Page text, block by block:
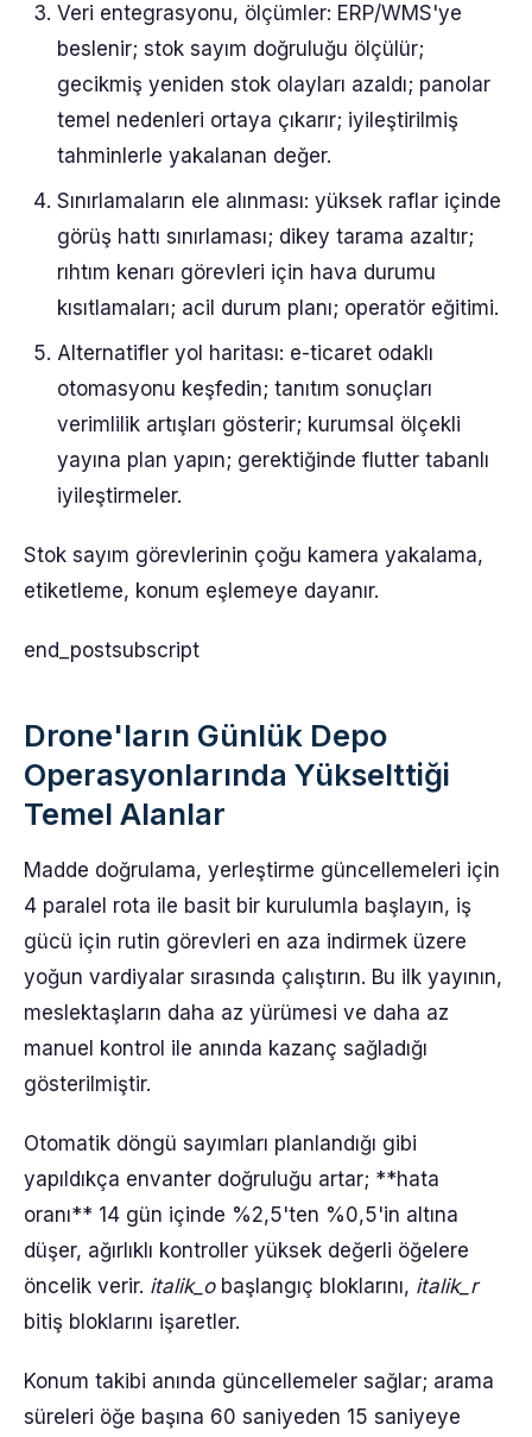
Veri entegrasyonu, ölçümler: ERP/WMS'ye
beslenir; stok sayım doğruluğu ölçülür;
gecikmiş yeniden stok olayları azaldı; panolar
temel nedenleri ortaya çıkarır; iyileştirilmiş
tahminlerle yakalanan değer.
Sınırlamaların ele alınması: yüksek raflar içinde
görüş hattı sınırlaması; dikey tarama azaltır;
rıhtım kenarı görevleri için hava durumu
kısıtlamaları; acil durum planı; operatör eğitimi.
Alternatifler yol haritası: e-ticaret odaklı
otomasyonu keşfedin; tanıtım sonuçları
verimlilik artışları gösterir; kurumsal ölçekli
yayına plan yapın; gerektiğinde flutter tabanlı
iyileştirmeler.
Stok sayım görevlerinin çoğu kamera yakalama,
etiketleme, konum eşlemeye dayanır.
end_postsubscript
Drone'ların Günlük Depo
Operasyonlarında Yükselttiği
Temel Alanlar
Madde doğrulama, yerleştirme güncellemeleri için
4 paralel rota ile basit bir kurulumla başlayın, iş
gücü için rutin görevleri en aza indirmek üzere
yoğun vardiyalar sırasında çalıştırın. Bu ilk yayının,
meslektaşların daha az yürümesi ve daha az
manuel kontrol ile anında kazanç sağladığı
gösterilmiştir.
Otomatik döngü sayımları planlandığı gibi
yapıldıkça envanter doğruluğu artar; **hata
oranı** 14 gün içinde %2,5'ten %0,5'in altına
düşer, ağırlıklı kontroller yüksek değerli öğelere
öncelik verir. italik_obaşlangıç bloklarını, italik_r
bitiş bloklarını işaretler.
Konum takibi anında güncellemeler sağlar; arama
süreleri öğe başına 60 saniyeden 15 saniyeye